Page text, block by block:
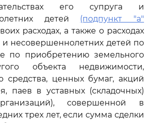
его супруга и
детей (подпункт "а"
расходах, а также о расходах
и несовершеннолетних детей по
по приобретению земельного
объекта недвижимости,
средства, ценных бумаг, акций
паев в уставных (складочных)
совершенной в
трех лет, если сумма сделки